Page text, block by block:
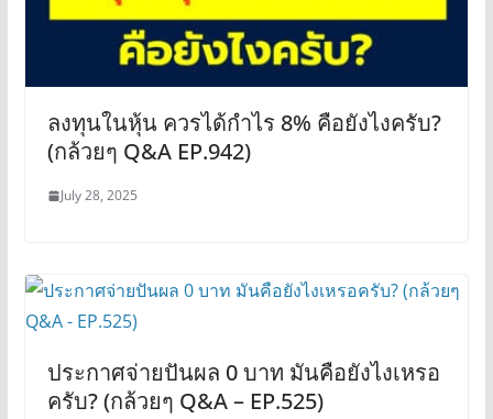
ลงทุนในหุ้น ควรได้กำไร 8% คือยังไงครับ?
(กล้วยๆ Q&A EP.942)
July 28, 2025
ประกาศจ่ายปันผล 0 บาท มันคือยังไงเหรอ
ครับ? (กล้วยๆ Q&A – EP.525)